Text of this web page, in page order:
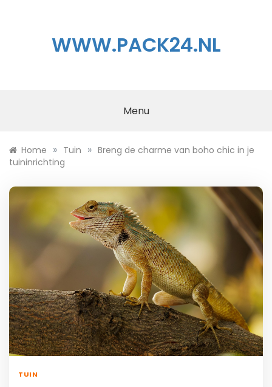
WWW.PACK24.NL
Menu
Home » Tuin » Breng de charme van boho chic in je
tuininrichting
TUIN